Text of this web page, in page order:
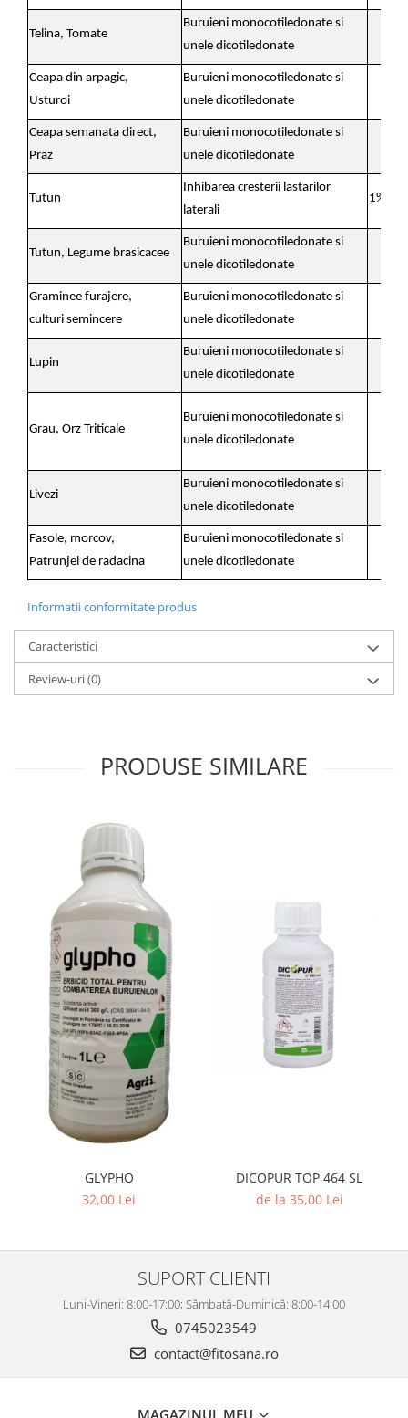
Telina, Tomate
Buruieni monocotiledonate si
unele dicotiledonate
Ceapa din arpagic,
Usturoi
Buruieni monocotiledonate si
unele dicotiledonate
Ceapa semanata direct,
Praz
Buruieni monocotiledonate si
unele dicotiledonate
Tutun
Inhibarea cresterii lastarilor
laterali
1%
Tutun, Legume brasicacee
Buruieni monocotiledonate si
unele dicotiledonate
Graminee furajere,
culturi semincere
Buruieni monocotiledonate si
unele dicotiledonate
Lupin
Buruieni monocotiledonate si
unele dicotiledonate
Grau, Orz Triticale
Buruieni monocotiledonate si
unele dicotiledonate
Livezi
Buruieni monocotiledonate si
unele dicotiledonate
Fasole, morcov,
Patrunjel de radacina
Buruieni monocotiledonate si
unele dicotiledonate
Informatii conformitate produs
Caracteristici
Review-uri(0)
PRODUSE SIMILARE
GLYPHO
32,00 Lei
DICOPUR TOP 464 SL
de la 35,00 Lei
SUPORT CLIENTI
Luni-Vineri: 8:00-17:00; Sămbată-Duminică: 8:00-14:00
0745023549
contact@fitosana.ro